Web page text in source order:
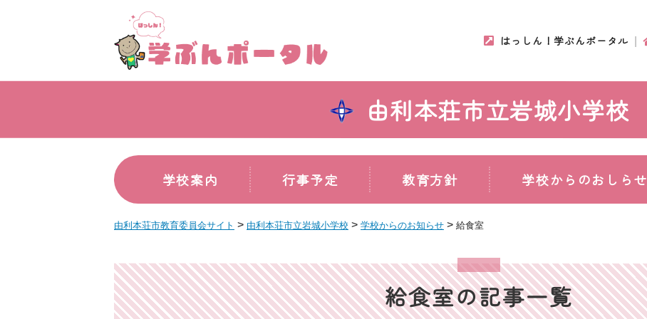
はっしん！学ぶんポータル
由利本荘市立岩城小学校
学校案内 行事予定 教育方針 学校からのおしらせ
由利本荘市教育委員会サイト > 由利本荘市立岩城小学校 > 学校からのお知らせ > 給食室
給食室の記事一覧